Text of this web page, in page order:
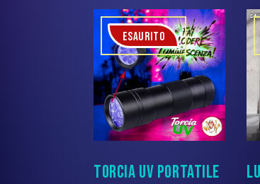
ESAURITO
TORCIA UV PORTATILE